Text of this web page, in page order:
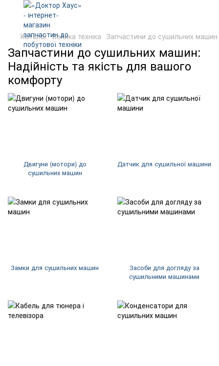
Каталог Велика техніка Запчастини до сушильних машин
Запчастини до сушильних машин:
Надійність та якість для вашого
комфорту
Двигуни (мотори) до
сушильних машин
Датчик для сушильної машини
Замки для сушильних машин
Засоби для догляду за
сушильними машинами